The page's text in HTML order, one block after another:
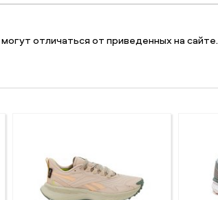
могут отличаться от приведенных на сайте.